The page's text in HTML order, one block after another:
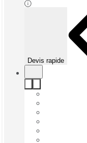
Devis rapide